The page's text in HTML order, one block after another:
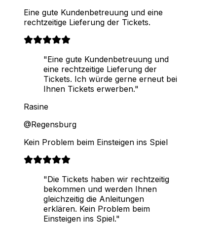
Eine gute Kundenbetreuung und eine
rechtzeitige Lieferung der Tickets.
"Eine gute Kundenbetreuung und
eine rechtzeitige Lieferung der
Tickets. Ich würde gerne erneut bei
Ihnen Tickets erwerben."
Rasine
@Regensburg
Kein Problem beim Einsteigen ins Spiel
"Die Tickets haben wir rechtzeitig
bekommen und werden Ihnen
gleichzeitig die Anleitungen
erklären. Kein Problem beim
Einsteigen ins Spiel."